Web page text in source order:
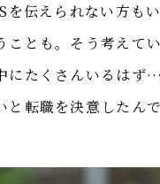
を伝えられない方も
ことも。そう考えて
にたくさんいるはず
転職を決意したんで